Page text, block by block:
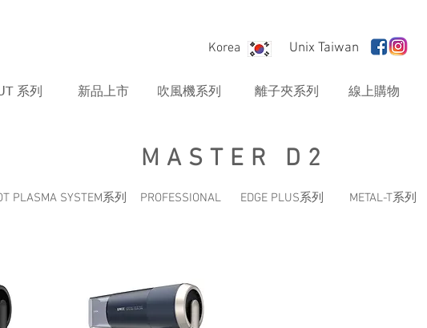
Korea Unix Taiwan
系列 新品上市 吹風機系列 離子夾系列 線上購物
MASTER D2
PLASMA SYSTEM系列 PROFESSIONAL EDGE PLUS系列 METAL-T系列